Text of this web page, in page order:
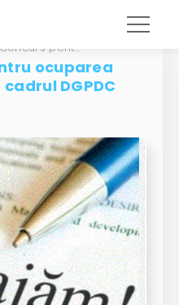
ANUNȚ: Concurs pentru ocuparea unui post vacant în cadrul DGPDC
ocuparea
DGPDC